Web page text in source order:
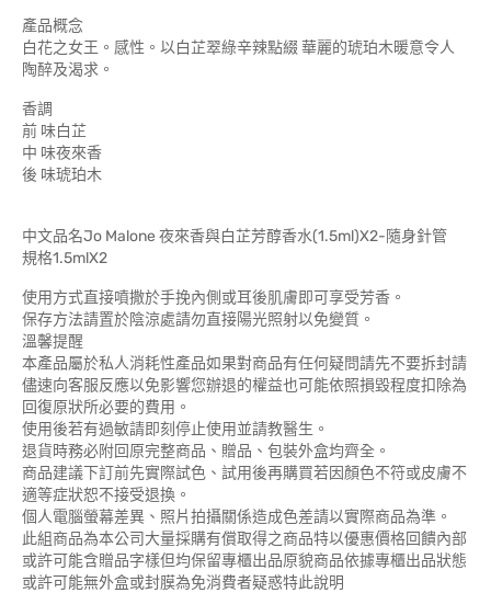
產品概念
白花之女王。感性。以白芷翠綠辛辣點綴 華麗的琥珀木暖意令人
陶醉及渴求。
香調
前 味白芷
中 味夜來香
後 味琥珀木
中文品名Jo Malone 夜來香與白芷芳醇香水(1.5ml)X2-隨身針管
規格1.5mlX2
使用方式直接噴撒於手挽內側或耳後肌膚即可享受芳香。
保存方法請置於陰涼處請勿直接陽光照射以免變質。
溫馨提醒
本產品屬於私人消耗性產品如果對商品有任何疑問請先不要拆封請
儘速向客服反應以免影響您辦退的權益也可能依照損毀程度扣除為
回復原狀所必要的費用。
使用後若有過敏請即刻停止使用並請教醫生。
退貨時務必附回原完整商品、贈品、包裝外盒均齊全。
商品建議下訂前先實際試色、試用後再購買若因顏色不符或皮膚不
適等症狀恕不接受退換。
個人電腦螢幕差異、照片拍攝關係造成色差請以實際商品為準。
此組商品為本公司大量採購有償取得之商品特以優惠價格回饋內部
或許可能含贈品字樣但均保留專櫃出品原貌商品依據專櫃出品狀態
或許可能無外盒或封膜為免消費者疑惑特此說明